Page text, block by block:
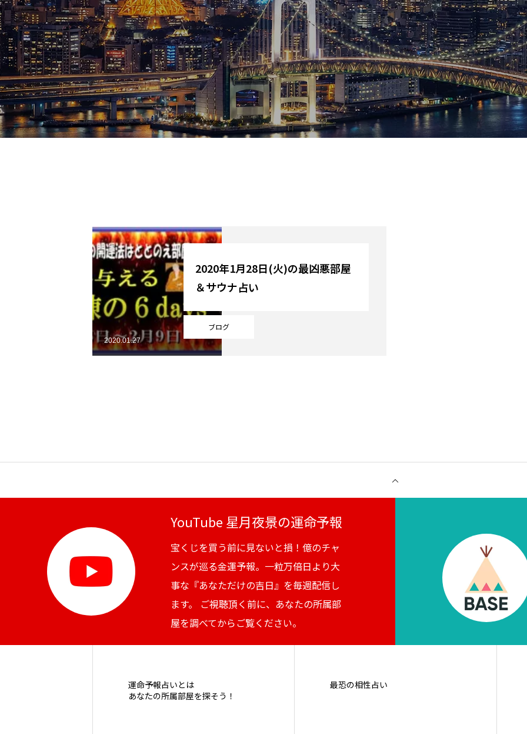
スポーツ 競馬 社会
テニス四大大会・五輪
テニス四大大会・五輪
YouTube
Online Store
ブログ
2020年1月28日(火)の最凶悪部屋
＆サウナ占い
2020.01.27
YouTube 星月夜景の運命予報
宝くじを買う前に見ないと損！億のチャ
ンスが巡る金運予報。一粒万倍日より大
事な『あなただけの吉日』を毎週配信し
ます。 ご視聴頂く前に、あなたの所属部
屋を調べてからご覧ください。
運命予報占いとは
あなたの所属部屋を探そう！
最恐の相性占い